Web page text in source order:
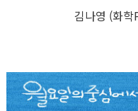
김나영 (화학